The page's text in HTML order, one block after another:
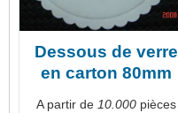
Dessous de verre
en carton 80mm
A partir de 10.000pièces